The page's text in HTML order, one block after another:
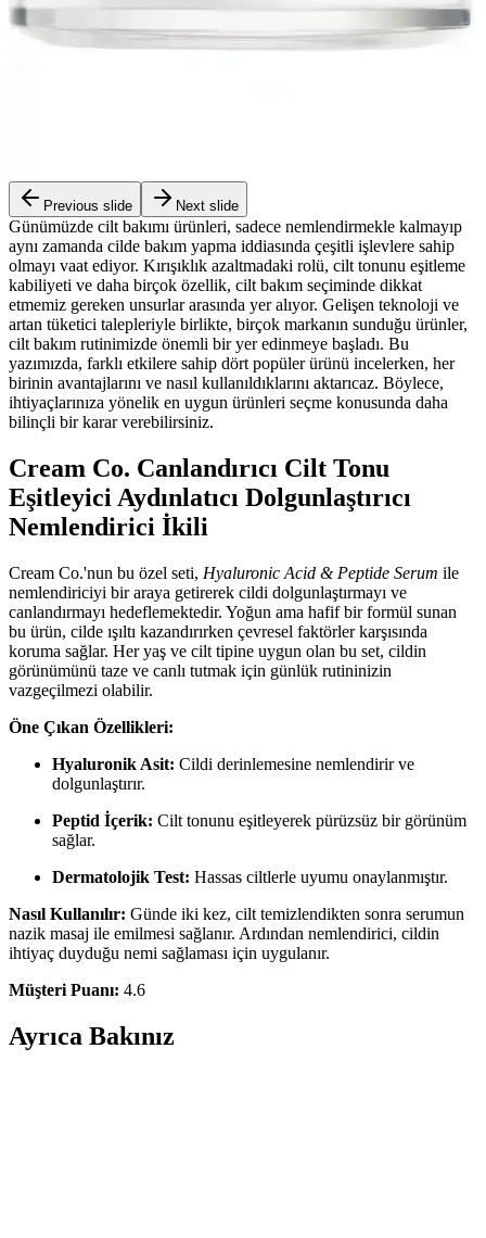
Previous slide Next slide
Günümüzde cilt bakımı ürünleri, sadece nemlendirmekle kalmayıp
aynı zamanda cilde bakım yapma iddiasında çeşitli işlevlere sahip
olmayı vaat ediyor. Kırışıklık azaltmadaki rolü, cilt tonunu eşitleme
kabiliyeti ve daha birçok özellik, cilt bakım seçiminde dikkat
etmemiz gereken unsurlar arasında yer alıyor. Gelişen teknoloji ve
artan tüketici talepleriyle birlikte, birçok markanın sunduğu ürünler,
cilt bakım rutinimizde önemli bir yer edinmeye başladı. Bu
yazımızda, farklı etkilere sahip dört popüler ürünü incelerken, her
birinin avantajlarını ve nasıl kullanıldıklarını aktarıcaz. Böylece,
ihtiyaçlarınıza yönelik en uygun ürünleri seçme konusunda daha
bilinçli bir karar verebilirsiniz.
Cream Co. Canlandırıcı Cilt Tonu
Eşitleyici Aydınlatıcı Dolgunlaştırıcı
Nemlendirici İkili
Cream Co.'nun bu özel seti, Hyaluronic Acid & Peptide Serum ile
nemlendiriciyi bir araya getirerek cildi dolgunlaştırmayı ve
canlandırmayı hedeflemektedir. Yoğun ama hafif bir formül sunan
bu ürün, cilde ışıltı kazandırırken çevresel faktörler karşısında
koruma sağlar. Her yaş ve cilt tipine uygun olan bu set, cildin
görünümünü taze ve canlı tutmak için günlük rutininizin
vazgeçilmezi olabilir.
Öne Çıkan Özellikleri:
Hyaluronik Asit: Cildi derinlemesine nemlendirir ve
dolgunlaştırır.
Peptid İçerik: Cilt tonunu eşitleyerek pürüzsüz bir görünüm
sağlar.
Dermatolojik Test: Hassas ciltlerle uyumu onaylanmıştır.
Nasıl Kullanılır: Günde iki kez, cilt temizlendikten sonra serumun
nazik masaj ile emilmesi sağlanır. Ardından nemlendirici, cildin
ihtiyaç duyduğu nemi sağlaması için uygulanır.
Müşteri Puanı: 4.6
Ayrıca Bakınız